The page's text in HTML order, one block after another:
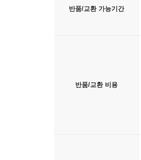
반품/교환 가능기간
반품/교환 비용